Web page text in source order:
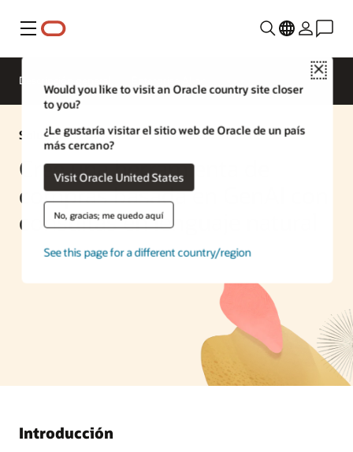
Menú
Close
Would you like to visit an Oracle country site closer
to you?
¿Le gustaría visitar el sitio web de Oracle de un país
más cercano?
Visit Oracle United States
No, gracias; me quedo aquí
See this page for a different country/region
Descripción general
Solución de IA
Cree una herramienta de
compras basada en GenAI con
consultas en lenguaje natural
Introducción